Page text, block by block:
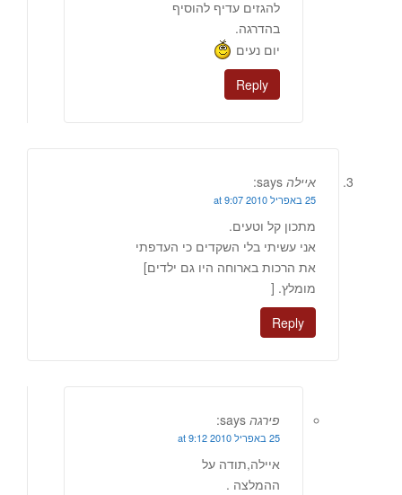
להגזים עדיף להוסיף
בהדרגה.
יום נעים
Reply
איילה says:
25 באפריל 2010 at 9:07
מתכון קל וטעים.
אני עשיתי בלי השקדים כי העדפתי
את הרכות בארוחה היו גם ילדים]
מומלץ. [
Reply
פירגה says:
25 באפריל 2010 at 9:12
איילה,תודה על
ההמלצה .